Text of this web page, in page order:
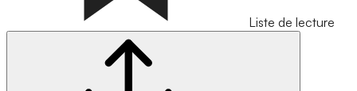
Liste de lecture